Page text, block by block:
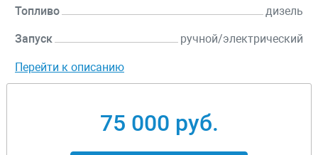
Топливо дизель
Запуск ручной/электрический
Перейти к описанию
75 000 руб.